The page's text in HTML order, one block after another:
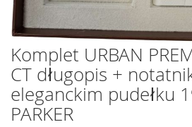
Przejdź
na
początek
galerii
Komplet URBAN
CT długopis +
eleganckim pudełku
PARKER